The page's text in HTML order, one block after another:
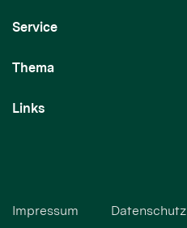
Service
Thema
Links
Impressum Datenschutz